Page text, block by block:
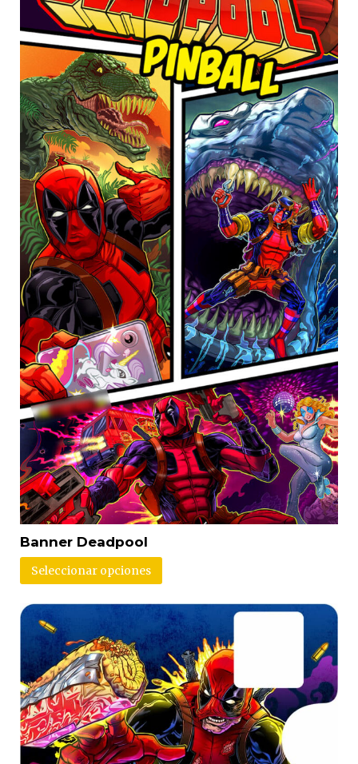
Banner Deadpool
Seleccionar opciones